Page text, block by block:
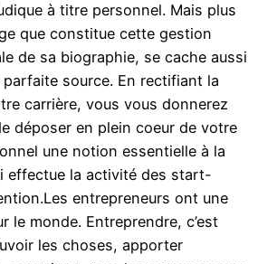
à titre personnel. Mais plus
que constitue cette gestion
de sa biographie, se cache aussi
source. En rectifiant la
carrière, vous vous donnerez
déposer en plein coeur de votre
une notion essentielle à la
effectue la activité des start-
entrepreneurs ont une
le monde. Entreprendre, c’est
les choses, apporter